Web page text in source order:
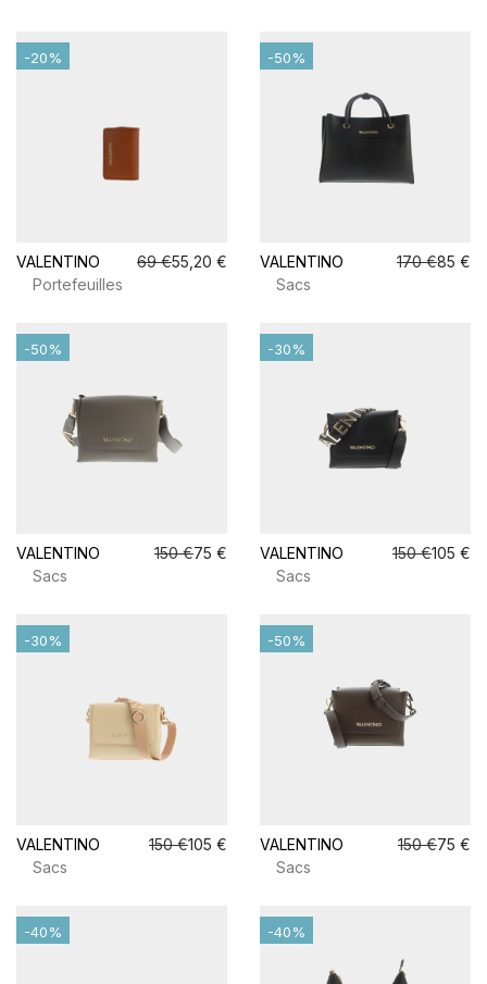
VALENTINO 69 €55,20 €
Portefeuilles
-20%
VALENTINO 170 €85 €
Sacs
-50%
VALENTINO 150 €75 €
Sacs
-50%
VALENTINO 150 €105 €
Sacs
-30%
VALENTINO 150 €105 €
Sacs
-30%
VALENTINO 150 €75 €
Sacs
-50%
-40% -40%